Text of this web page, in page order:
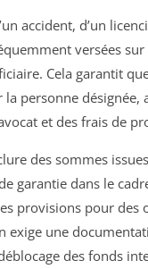
accident, d’un
versées
Cela garantit
personne désignée,
et des frais de
des sommes
garantie dans le
provisions pour des
exige une
des fonds